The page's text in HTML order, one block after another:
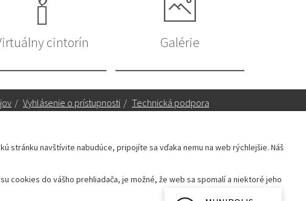
stránku navštívite nabudúce, pripojíte sa vďaka nemu na web rýchlejšie. Náš
cookies do vášho prehliadača, je možné, že web sa spomalí a niektoré jeho
cintorín Galérie
/ Vyhlásenie o prístupnosti / Technická podpora
Primátorka:primatorka@leopoldov.sk